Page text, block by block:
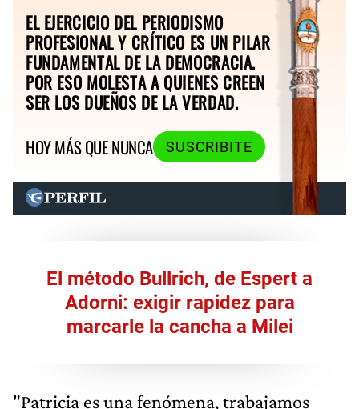
EL EJERCICIO DEL PERIODISMO
PROFESIONAL Y CRÍTICO ES UN PILAR
FUNDAMENTAL DE LA DEMOCRACIA.
POR ESO MOLESTA A QUIENES CREEN
SER LOS DUEÑOS DE LA VERDAD.
HOY MÁS QUE NUNCA
SUSCRIBITE
El método Bullrich, de Espert a
Adorni: exigir rapidez para
marcarle la cancha a Milei
"Patricia es una fenómena, trabajamos